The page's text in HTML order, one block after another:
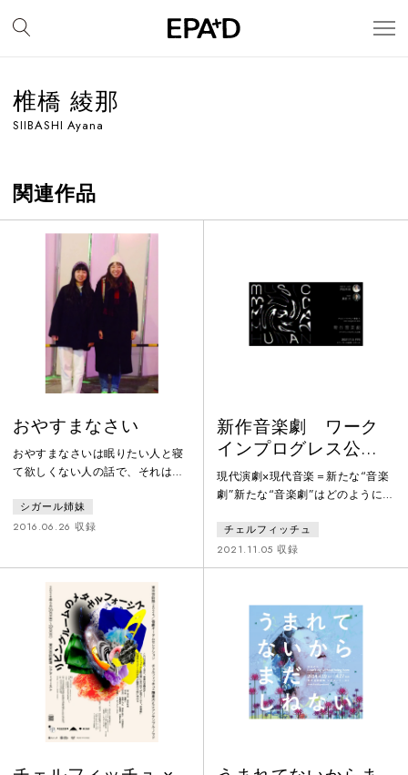
椎橋 綾那
SIIBASHI Ayana
関連作品
おやすまなさい
おやすまなさいは眠りたい人と寝
て欲しくない人の話で、それは死
話でもあり、男とか女とか、年齢
とか、そういうこと関係なくただ
シガール姉妹
2016.06.26 収録
新作音楽劇 ワーク
インプログレス公演
チェルフィッチュ×藤
倉大 with Klangforum
現代演劇×現代音楽＝新たな“音楽
劇”新たな“音楽劇”はどのように生
なかたちで“音楽劇”に挑んできた
チェルフィッチュ／岡田利規と、
世界的作曲家・藤倉大。現代演劇
ンナーがタッグを組み、2023年に
ウィーン芸術週間にて初演を迎え
た本作。俳優は歌唱とは異なる手
法で、そして音楽は情景や心情を
描くものとは異なる在り方で、相
互に作用することで、言葉と音
チェルフィッチュ
2021.11.05 収録